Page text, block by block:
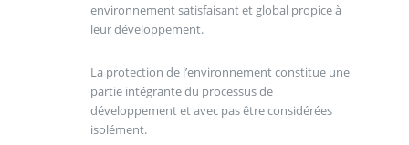
environnement satisfaisant et global propice à
leur développement.
La protection de l’environnement constitue une
partie intégrante du processus de
développement et avec pas être considérées
isolément.